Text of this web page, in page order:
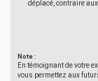
déplacé, contraire
Note :
En témoignant de votre
vous permettez aux